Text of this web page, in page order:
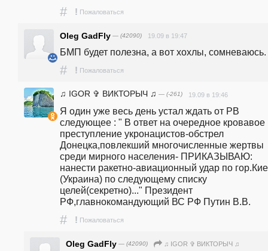
# ! Пожаловаться
Oleg GadFly — (42090) 19.09 в 19:47
БМП будет полезна, а вот хохлы, сомневаюсь.
# ! Пожаловаться
♫ IGOR ✞ ВИКТОРЫЧ ♫ — (-261) 19.09 в 19:46
Я один уже весь день устал ждать от РВ
следующее : " В ответ на очередное кровавое
преступление укронацистов-обстрел
Донецка,повлекший многочисленные жертвы
среди мирного населения- ПРИКАЗЫВАЮ:
нанести ракетно-авиационный удар по
(Украина) по следующему списку
целей(секретно)..." Президент
РФ,главнокомандующий ВС РФ Путин В.В.
# ! Пожаловаться
Oleg GadFly — (42090)
♫ IGOR ✞ ВИКТОРЫЧ ♫